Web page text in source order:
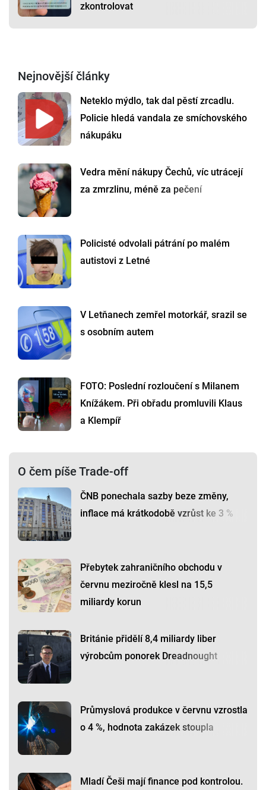
zkontrolovat
Nejnovější články
Neteklo mýdlo, tak dal pěstí zrcadlu.
Policie hledá vandala ze smíchovského
nákupáku
Vedra mění nákupy Čechů, víc utrácejí
za zmrzlinu, méně za pečení
Policisté odvolali pátrání po malém
autistovi z Letné
V Letňanech zemřel motorkář, srazil se
s osobním autem
FOTO: Poslední rozloučení s Milanem
Knížákem. Při obřadu promluvili Klaus
a Klempíř
O čem píše Trade-off
ČNB ponechala sazby beze změny,
inflace má krátkodobě vzrůst ke 3 %
Přebytek zahraničního obchodu v
červnu meziročně klesl na 15,5
miliardy korun
Británie přidělí 8,4 miliardy liber
výrobcům ponorek Dreadnought
Průmyslová produkce v červnu vzrostla
o 4 %, hodnota zakázek stoupla
Mladí Češi mají finance pod kontrolou.